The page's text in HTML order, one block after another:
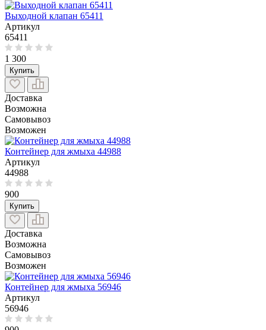
Выходной клапан 65411
Артикул
65411
1 300
Купить
Доставка
Возможна
Самовывоз
Возможен
Контейнер для жмыха 44988
Артикул
44988
900
Купить
Доставка
Возможна
Самовывоз
Возможен
Контейнер для жмыха 56946
Артикул
56946